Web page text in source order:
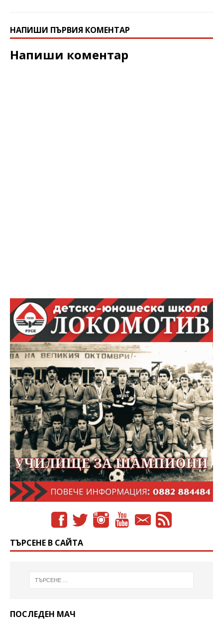
НАПИШИ ПЪРВИЯ КОМЕНТАР
Напиши коментар
ТЪРСЕНЕ В САЙТА
ПОСЛЕДЕН МАЧ